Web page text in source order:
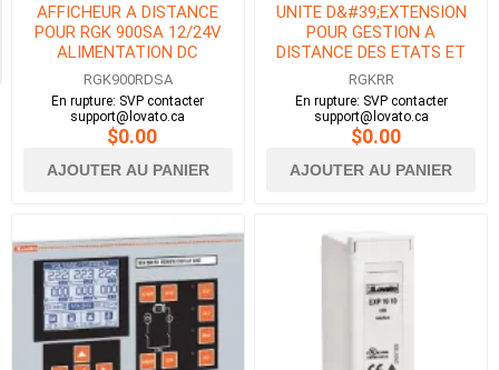
AFFICHEUR A DISTANCE
POUR RGK 900SA 12/24V
ALIMENTATION DC
RGK900RDSA
En rupture: SVP contacter
support@lovato.ca
$0.00
AJOUTER AU PANIER
UNITE D&#39;EXTENSION
POUR GESTION A
DISTANCE DES ETATS ET
ALARMES
RGKRR
En rupture: SVP contacter
support@lovato.ca
$0.00
AJOUTER AU PANIER
Out
of
Stock